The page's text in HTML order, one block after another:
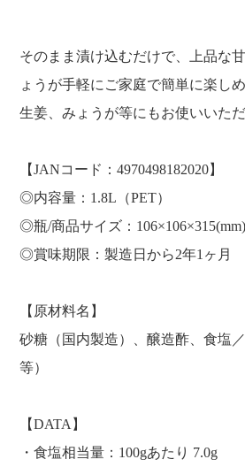
そのまま漬け込むだけで、上品な
ょうが手軽にご家庭で簡単に楽し
生姜、みょうが等にもお使いいただ
【JANコード：4970498182020】
◎内容量：1.8L（PET）
◎瓶/商品サイズ：106×106×315(mm)
◎賞味期限：製造日から2年1ヶ月
【原材料名】
砂糖（国内製造）、醸造酢、食塩
等）
【DATA】
・食塩相当量：100gあたり 7.0g